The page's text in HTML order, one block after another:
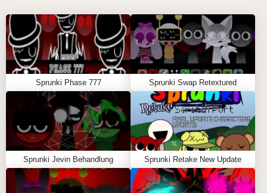
\r\n
GAMEPLAY-LEITFADEN FÜR SPRUNKI
PHASE 13 DEFINITIVE
\r\n
Schritt-für-Schritt-Anleitung
\r\n
\r\n
Wählen Sie Ihre Sprunki Charaktere: Wählen Sie
mit der Maus Charaktere aus dem Menü aus und
Sprunki Phase 777 Sprunki Swap Retextured
Sprunki Jevin Behandlung Sprunki Retake New Update